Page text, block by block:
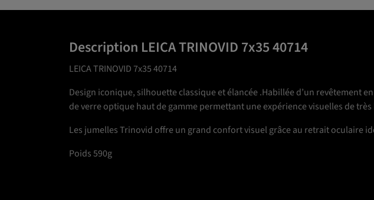
Description LEICA TRINOVID 7x35 40714
LEICA TRINOVID 7x35 40714
Design iconique, silhouette classique et élancée .Habillée d’un revêtement
de verre optique haut de gamme permettant une expérience visuelles de
Les jumelles Trinovid offre un grand confort visuel grâce au retrait oculaire
Poids 590g